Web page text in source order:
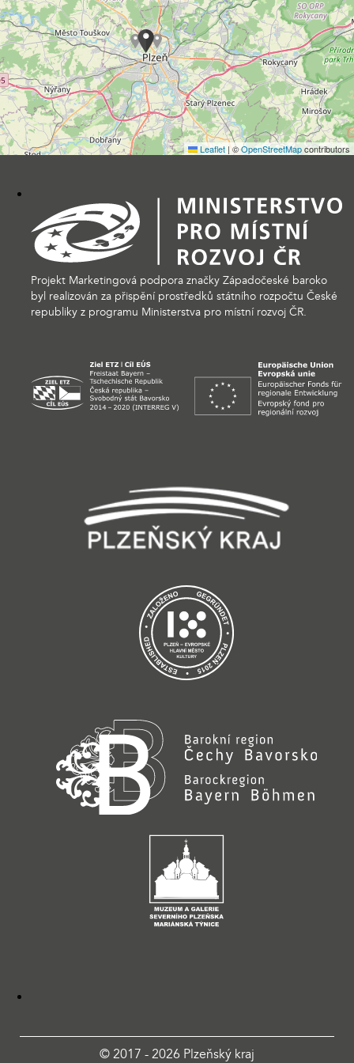
Leaflet |©OpenStreetMapcontributors
Projekt Marketingová podpora značky Západočeské baroko
byl realizován za přispění prostředků státního rozpočtu České
republiky z programu Ministerstva pro místní rozvoj ČR.
© 2017 - 2026 Plzeňský kraj